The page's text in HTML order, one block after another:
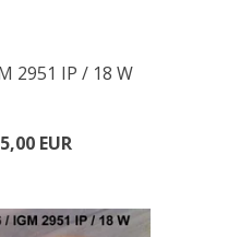
2951 IP / 18 W
EUR